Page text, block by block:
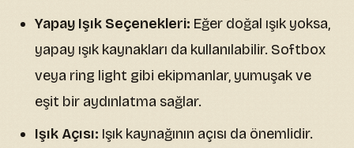
Yapay Işık Seçenekleri: Eğer doğal ışık yoksa,
yapay ışık kaynakları da kullanılabilir. Softbox
veya ring light gibi ekipmanlar, yumuşak ve
eşit bir aydınlatma sağlar.
Işık Açısı: Işık kaynağının açısı da önemlidir.